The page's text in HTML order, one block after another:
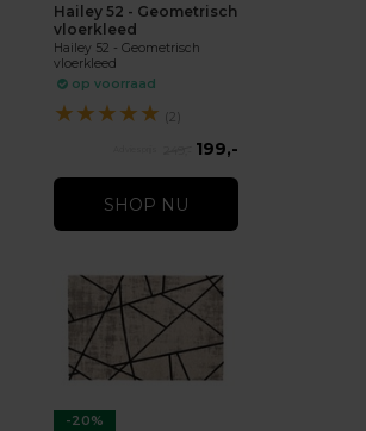
Hailey 52 - Geometrisch
vloerkleed
Hailey 52 - Geometrisch
vloerkleed
op voorraad
★★★★★ (2)
199,-
SHOP NU
-20%